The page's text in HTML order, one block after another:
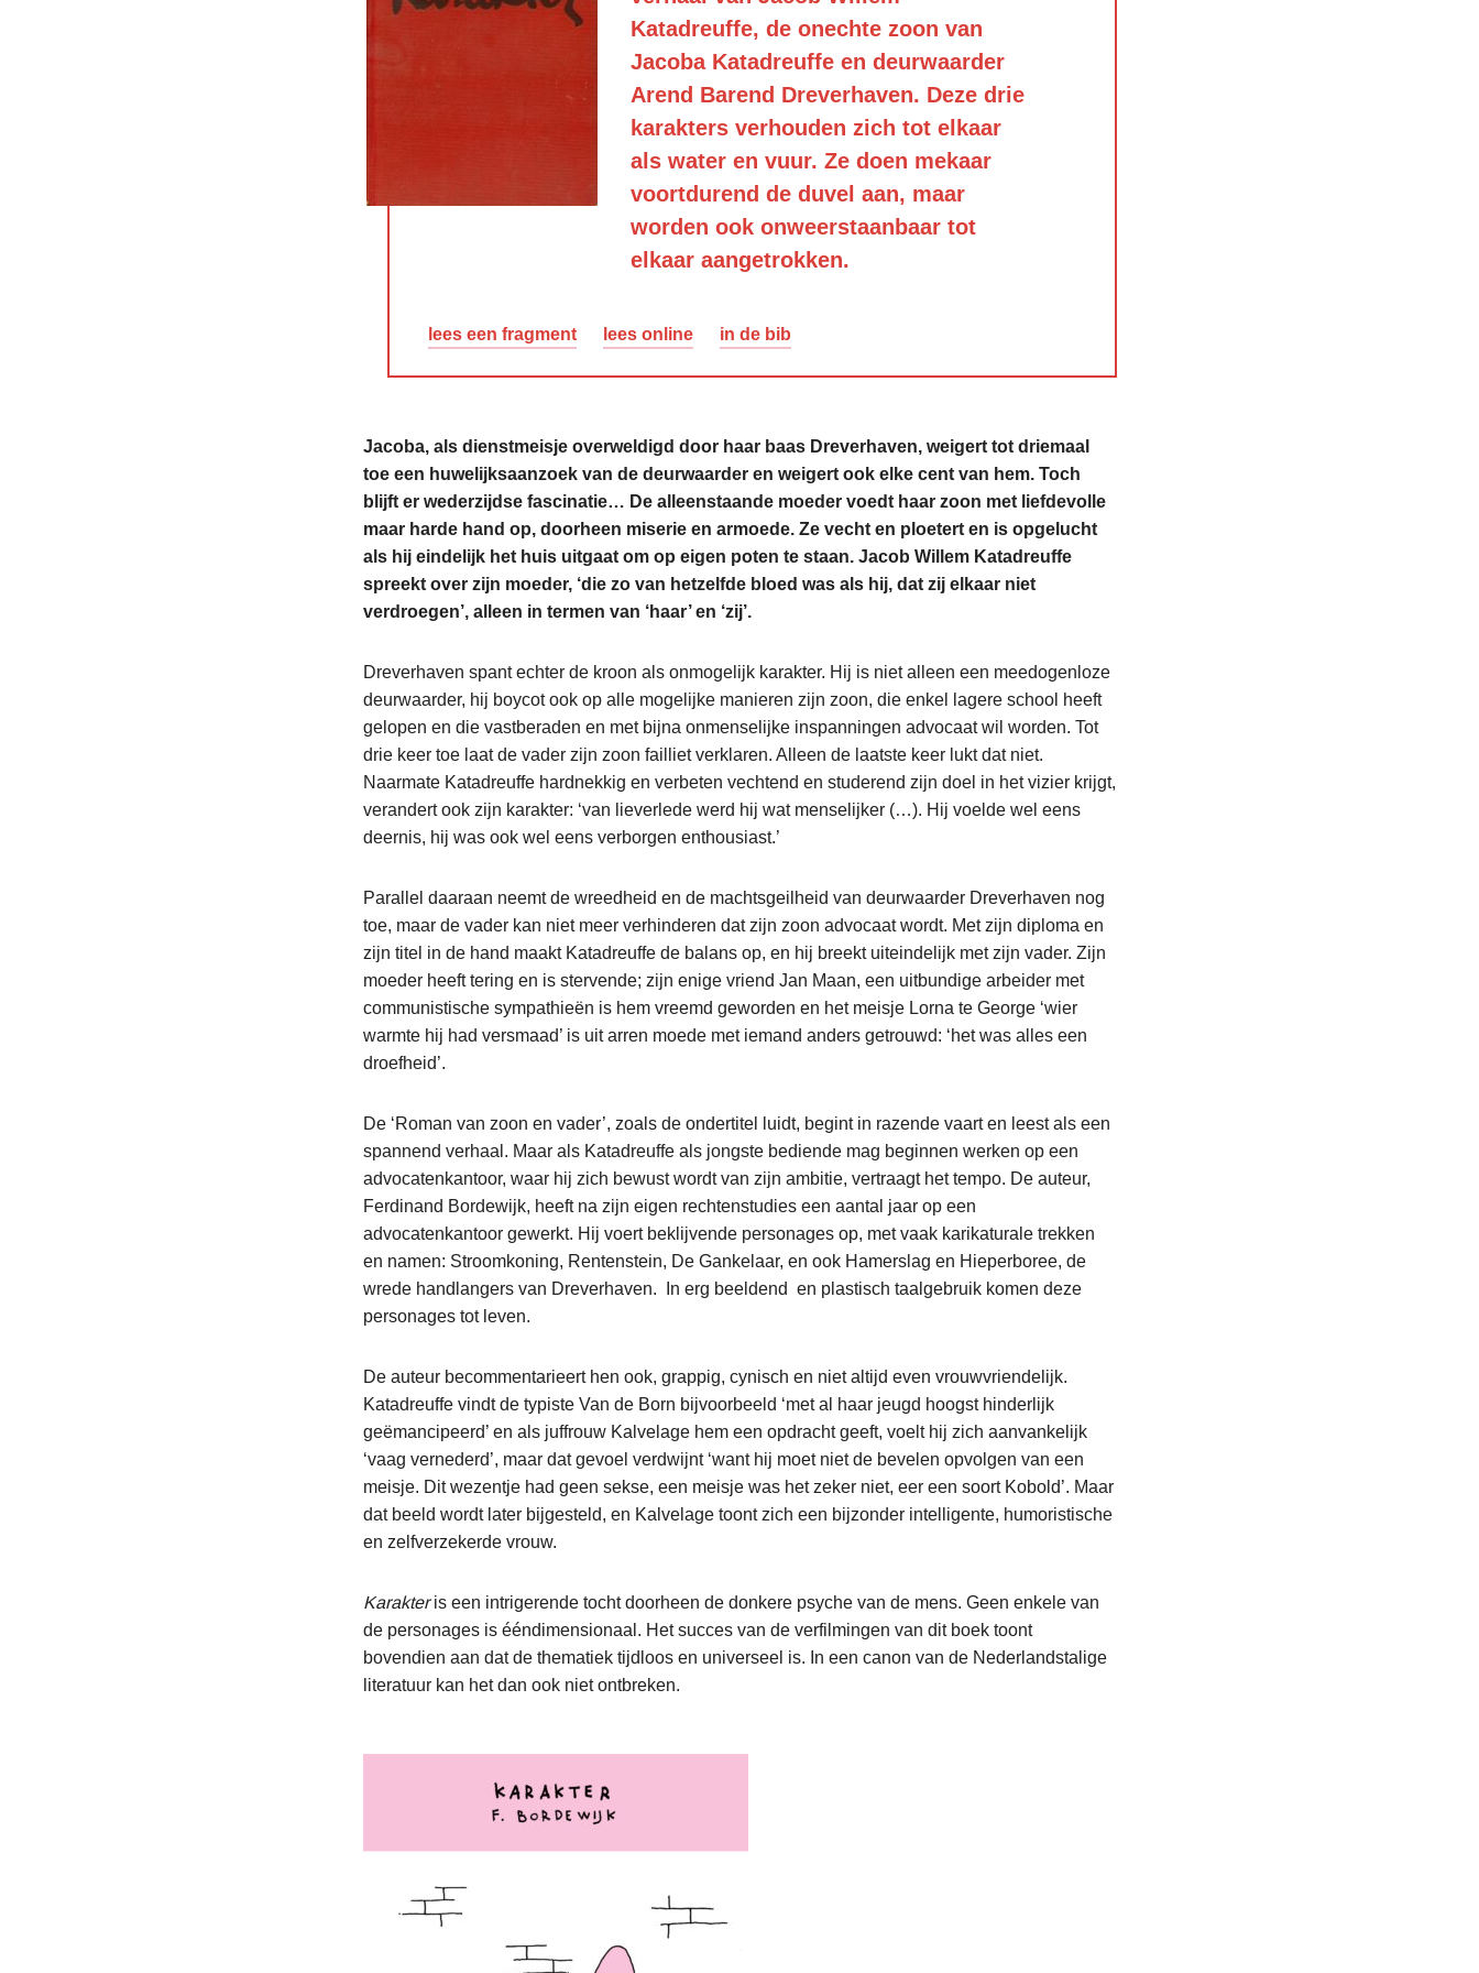
Katadreuffe, de onechte zoon van
Jacoba Katadreuffe en deurwaarder
Arend Barend Dreverhaven. Deze drie
karakters verhouden zich tot elkaar
als water en vuur. Ze doen mekaar
voortdurend de duvel aan, maar
worden ook onweerstaanbaar tot
elkaar aangetrokken.
lees een fragment lees online in de bib
Jacoba, als dienstmeisje overweldigd door haar baas Dreverhaven, weigert tot driemaal
toe een huwelijksaanzoek van de deurwaarder en weigert ook elke cent van hem. Toch
blijft er wederzijdse fascinatie… De alleenstaande moeder voedt haar zoon met liefdevolle
maar harde hand op, doorheen miserie en armoede. Ze vecht en ploetert en is opgelucht
als hij eindelijk het huis uitgaat om op eigen poten te staan. Jacob Willem Katadreuffe
spreekt over zijn moeder, ‘die zo van hetzelfde bloed was als hij, dat zij elkaar niet
verdroegen’, alleen in termen van ‘haar’ en ‘zij’.
Dreverhaven spant echter de kroon als onmogelijk karakter. Hij is niet alleen een meedogenloze
deurwaarder, hij boycot ook op alle mogelijke manieren zijn zoon, die enkel lagere school heeft
gelopen en die vastberaden en met bijna onmenselijke inspanningen advocaat wil worden. Tot
drie keer toe laat de vader zijn zoon failliet verklaren. Alleen de laatste keer lukt dat niet.
Naarmate Katadreuffe hardnekkig en verbeten vechtend en studerend zijn doel in het vizier krijgt,
verandert ook zijn karakter: ‘van lieverlede werd hij wat menselijker (…). Hij voelde wel eens
deernis, hij was ook wel eens verborgen enthousiast.’
Parallel daaraan neemt de wreedheid en de machtsgeilheid van deurwaarder Dreverhaven nog
toe, maar de vader kan niet meer verhinderen dat zijn zoon advocaat wordt. Met zijn diploma en
zijn titel in de hand maakt Katadreuffe de balans op, en hij breekt uiteindelijk met zijn vader. Zijn
moeder heeft tering en is stervende; zijn enige vriend Jan Maan, een uitbundige arbeider met
communistische sympathieën is hem vreemd geworden en het meisje Lorna te George ‘wier
warmte hij had versmaad’ is uit arren moede met iemand anders getrouwd: ‘het was alles een
droefheid’.
De ‘Roman van zoon en vader’, zoals de ondertitel luidt, begint in razende vaart en leest als een
spannend verhaal. Maar als Katadreuffe als jongste bediende mag beginnen werken op een
advocatenkantoor, waar hij zich bewust wordt van zijn ambitie, vertraagt het tempo. De auteur,
Ferdinand Bordewijk, heeft na zijn eigen rechtenstudies een aantal jaar op een
advocatenkantoor gewerkt. Hij voert beklijvende personages op, met vaak karikaturale trekken
en namen: Stroomkoning, Rentenstein, De Gankelaar, en ook Hamerslag en Hieperboree, de
wrede handlangers van Dreverhaven. In erg beeldend en plastisch taalgebruik komen deze
personages tot leven.
De auteur becommentarieert hen ook, grappig, cynisch en niet altijd even vrouwvriendelijk.
Katadreuffe vindt de typiste Van de Born bijvoorbeeld ‘met al haar jeugd hoogst hinderlijk
geëmancipeerd’ en als juffrouw Kalvelage hem een opdracht geeft, voelt hij zich aanvankelijk
‘vaag vernederd’, maar dat gevoel verdwijnt ‘want hij moet niet de bevelen opvolgen van een
meisje. Dit wezentje had geen sekse, een meisje was het zeker niet, eer een soort Kobold’. Maar
dat beeld wordt later bijgesteld, en Kalvelage toont zich een bijzonder intelligente, humoristische
en zelfverzekerde vrouw.
Karakteris een intrigerende tocht doorheen de donkere psyche van de mens. Geen enkele van
de personages is ééndimensionaal. Het succes van de verfilmingen van dit boek toont
bovendien aan dat de thematiek tijdloos en universeel is. In een canon van de Nederlandstalige
literatuur kan het dan ook niet ontbreken.